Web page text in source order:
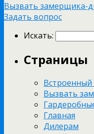
Вызвать замерщика-
Задать вопрос
Искать:
Страницы
Вызвать
Главная
Дилерам